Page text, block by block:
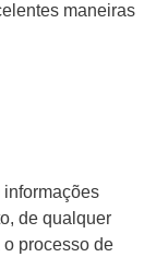
maneiras
informações
de qualquer
o processo de